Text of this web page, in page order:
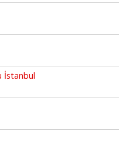
İstanbul